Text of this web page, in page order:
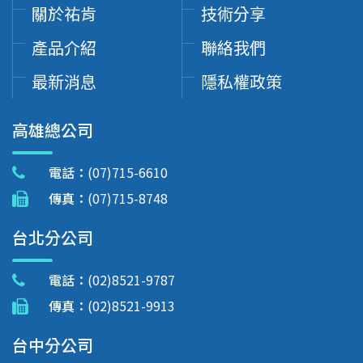
關於祐肯
產品介紹
最新消息
技術分享
聯絡我們
隱私權政策
高雄總公司
電話： (07)715-6610
傳真： (07)715-8748
台北分公司
電話： (02)8521-9787
傳真： (02)8521-9913
台中分公司